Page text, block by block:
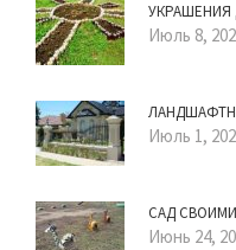
УКРАШЕНИЯ
Июль 8,
Июль 1,
САД
Июнь 24,